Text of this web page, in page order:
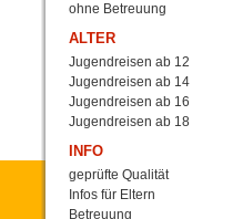
ohne Betreuung
ALTER
Jugendreisen ab 12
Jugendreisen ab 14
Jugendreisen ab 16
Jugendreisen ab 18
INFO
geprüfte Qualität
Infos für Eltern
Betreuung